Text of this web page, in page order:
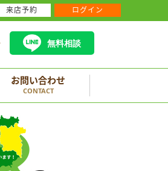
無料相談
お問い合わせ
CONTACT
来店予約 ログイン